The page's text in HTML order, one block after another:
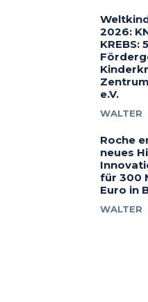
2026:
KREBS:
e.V.
WALTER
Roche
neues
für 300
Euro in
WALTER